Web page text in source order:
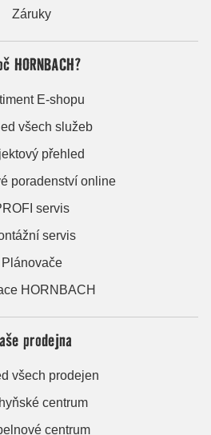
Záruky
HORNBACH?
E-shopu
všech služeb
přehled
poradenství online
servis
servis
Plánovače
HORNBACH
prodejna
všech prodejen
centrum
centrum